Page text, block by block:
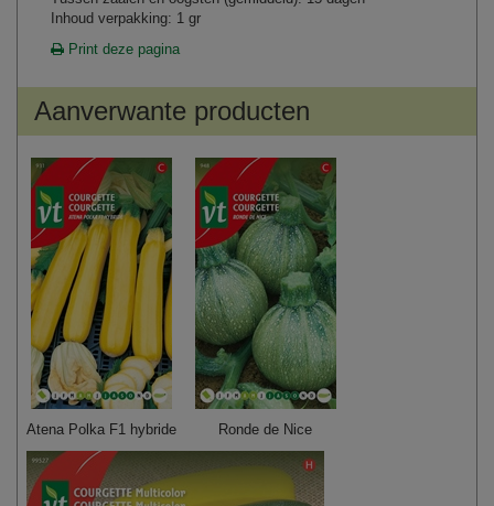
Inhoud verpakking: 1 gr
Print deze pagina
Aanverwante producten
Atena Polka F1 hybride Ronde de Nice